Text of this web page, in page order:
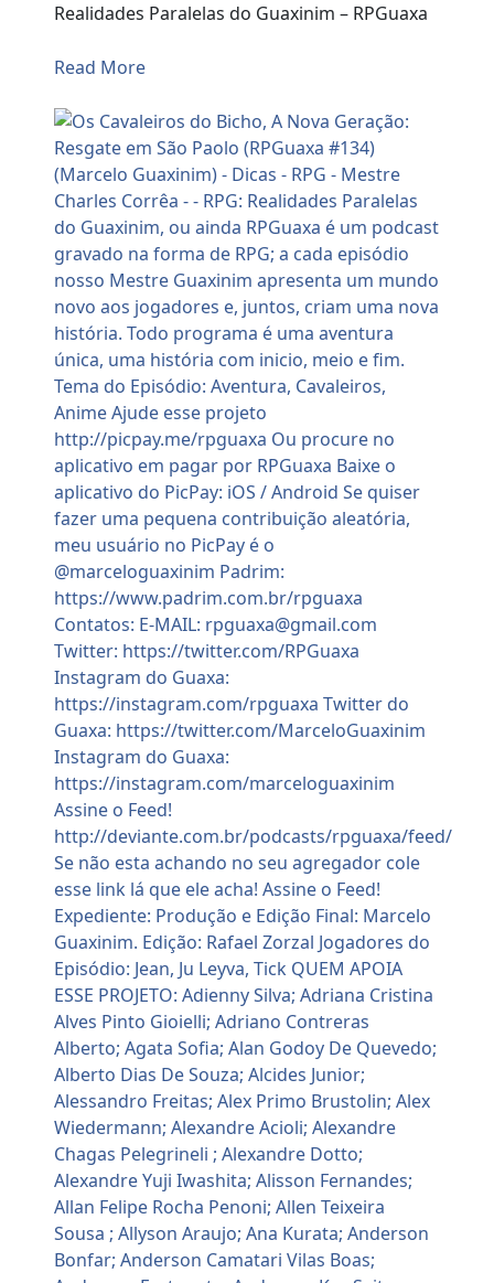
Realidades Paralelas do Guaxinim – RPGuaxa
Read More